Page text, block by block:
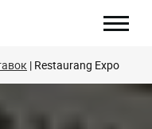
Restaurang Expo